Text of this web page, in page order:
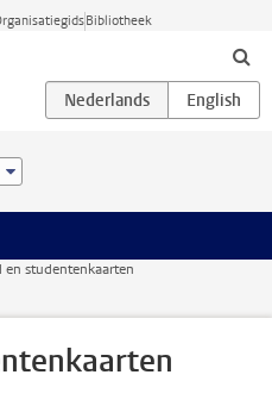
Bibliotheek
en studentenkaarten